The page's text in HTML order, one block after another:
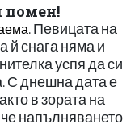
помен!
. Певицата на
й снага няма и
успя да си
С днешна дата е
в зората на
напълняването